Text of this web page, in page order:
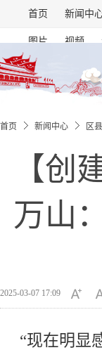
首页 新闻中
图片 视频
首页 新闻中心 区
【创
万山
2025-03-07 17:09
“现在明显